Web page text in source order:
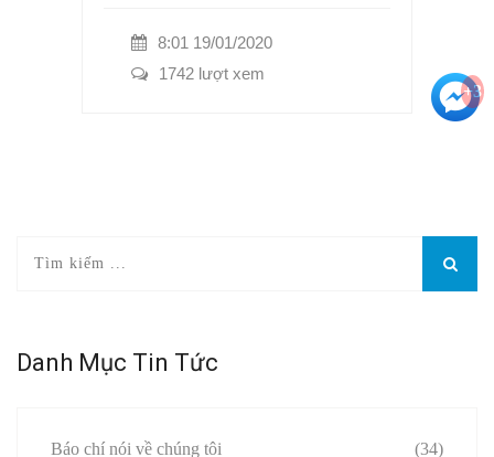
8:01 19/01/2020
1742 lượt xem
Danh Mục Tin Tức
Báo chí nói về chúng tôi (34)
+3